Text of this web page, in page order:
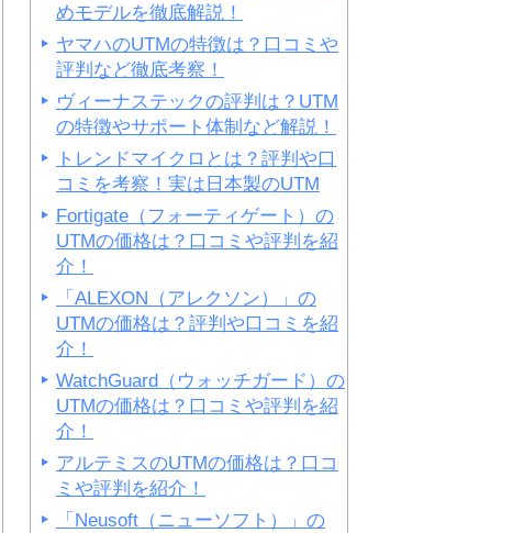
めモデルを徹底解説！
ヤマハのUTMの特徴は？口コミや
評判など徹底考察！
ヴィーナステックの評判は？UTM
の特徴やサポート体制など解説！
トレンドマイクロとは？評判や口
コミを考察！実は日本製のUTM
Fortigate（フォーティゲート）の
UTMの価格は？口コミや評判を紹
介！
「ALEXON（アレクソン）」の
UTMの価格は？評判や口コミを紹
介！
WatchGuard（ウォッチガード）の
UTMの価格は？口コミや評判を紹
介！
アルテミスのUTMの価格は？口コ
ミや評判を紹介！
「Neusoft（ニューソフト）」の